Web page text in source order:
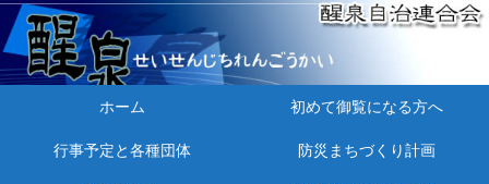
ホーム 初めて御覧になる方へ
行事予定と各種団体 防災まちづくり計画